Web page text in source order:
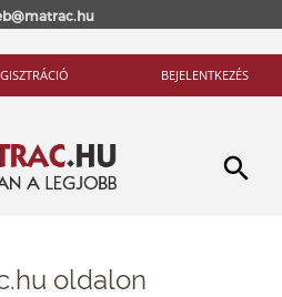
BEJELENTKEZÉS
oldalon